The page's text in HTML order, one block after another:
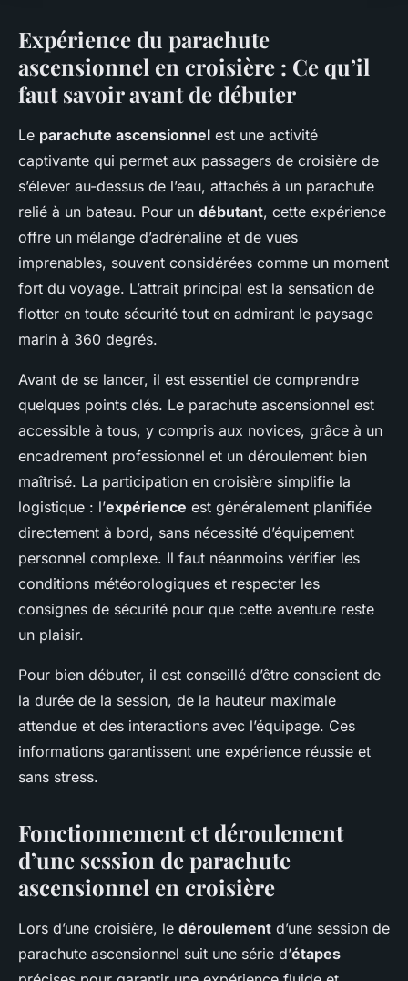
Expérience du parachute
ascensionnel en croisière : Ce qu’il
faut savoir avant de débuter
Le parachute ascensionnel est une activité
captivante qui permet aux passagers de croisière de
s’élever au-dessus de l’eau, attachés à un parachute
relié à un bateau. Pour un débutant, cette expérience
offre un mélange d’adrénaline et de vues
imprenables, souvent considérées comme un moment
fort du voyage. L’attrait principal est la sensation de
flotter en toute sécurité tout en admirant le paysage
marin à 360 degrés.
Avant de se lancer, il est essentiel de comprendre
quelques points clés. Le parachute ascensionnel est
accessible à tous, y compris aux novices, grâce à un
encadrement professionnel et un déroulement bien
maîtrisé. La participation en croisière simplifie la
logistique : l’expérience est généralement planifiée
directement à bord, sans nécessité d’équipement
personnel complexe. Il faut néanmoins vérifier les
conditions météorologiques et respecter les
consignes de sécurité pour que cette aventure reste
un plaisir.
Pour bien débuter, il est conseillé d’être conscient de
la durée de la session, de la hauteur maximale
attendue et des interactions avec l’équipage. Ces
informations garantissent une expérience réussie et
sans stress.
Fonctionnement et déroulement
d’une session de parachute
ascensionnel en croisière
Lors d’une croisière, le déroulement d’une session de
parachute ascensionnel suit une série d’étapes